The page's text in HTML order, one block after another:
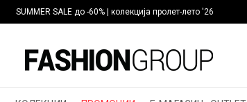
SUMMER SALE до -60% | колекција пролет-лето '26